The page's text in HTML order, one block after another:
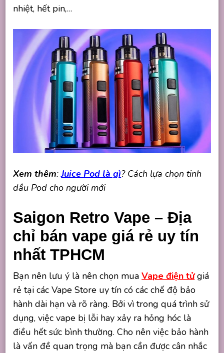
nhiệt, hết pin,…
Xem thêm:Juice Pod là gì? Cách lựa chọn tinh
dầu Pod cho người mới
Saigon Retro Vape – Địa
chỉ bán vape giá rẻ uy tín
nhất TPHCM
Bạn nên lưu ý là nên chọn muaVape điện tửgiá
rẻ tại các Vape Store uy tín có các chế độ bảo
hành dài hạn và rõ ràng. Bởi vì trong quá trình sử
dụng, việc vape bị lỗi hay xảy ra hỏng hóc là
điều hết sức bình thường. Cho nên việc bảo hành
là vấn đề quan trọng mà bạn cần được cân nhắc